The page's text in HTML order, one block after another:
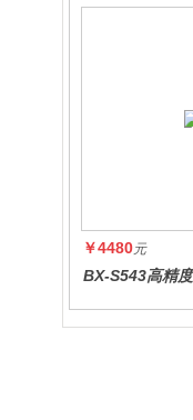
￥4480元
BX-S543高精